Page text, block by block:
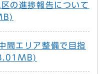
の進捗報告について
間エリア整備で目指